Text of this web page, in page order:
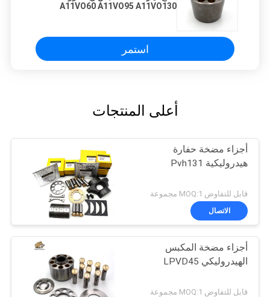
A11VO60 A11VO95 A11VO130
استمر
أعلى المنتجات
أجزاء مضخة حفارة
هيدروليكية Pvh131
قابل للتفاوض MOQ:1 مجموعة
الاتصال
أجزاء مضخة المكبس
الهيدروليكي LPVD45
قابل للتفاوض MOQ:1 مجموعة